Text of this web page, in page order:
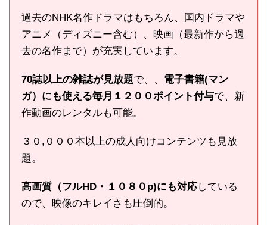
過去のNHK名作ドラマはもちろん、国内ドラマや
アニメ（ディズニー含む）、映画（最新作から過
去の名作まで）が充実しています。
70誌以上の雑誌が見放題で、、 電子書籍(マン
ガ）にも使える毎月１２００ポイント付与で、新
作動画のレンタルも可能。
３０,０００本以上の成人向けコンテンツも見放
題。
高画質（フルHD・１０８０p)にも対応している
ので、映像のキレイさも圧倒的。